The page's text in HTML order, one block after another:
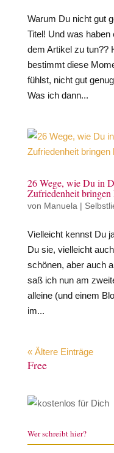
Warum Du nicht gut
Titel! Und was
dem Artikel zu
bestimmt diese
fühlst, nicht gut
Was ich dann...
26 Wege, wie Du in
Zufriedenheit bringen
von Manuela |
Vielleicht kennst Du
Du sie, vielleicht
schönen, aber auch
saß ich nun am
alleine (und einem
im...
« Ältere Einträge
Free
Wer schreibt hier?